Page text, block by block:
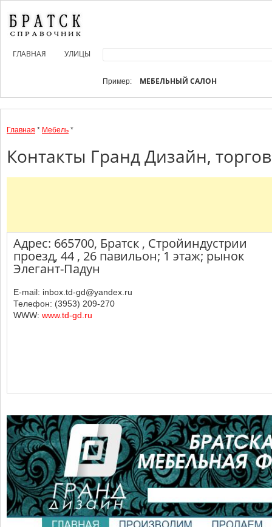
ГЛАВНАЯ УЛИЦЫ
Пример: МЕБЕЛЬНЫЙ САЛОН
Главная * Мебель *
Контакты Гранд Дизайн,
Адрес: 665700, Братск , Стройиндустрии
проезд, 44 , 26 павильон; 1 этаж; рынок
Элегант-Падун
E-mail: inbox.td-gd@yandex.ru
Телефон: (3953) 209-270
WWW: www.td-gd.ru